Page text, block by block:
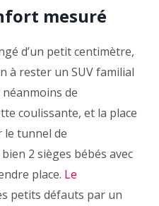
mesuré
d’un petit centimètre,
à rester un SUV familial
de
coulissante, et la place
le tunnel de
2 sièges bébés avec
place. Le
petits défauts par un